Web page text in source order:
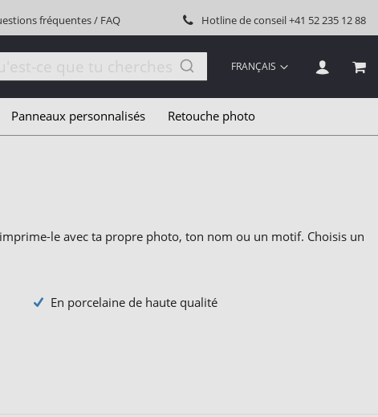
fréquentes / FAQ Hotline de conseil+41 52 235 12 88
LANGUE
FRANÇAIS
Panneaux personnalisés Retouche photo
le avec ta propre photo, ton nom ou un motif. Choisis un
En porcelaine de haute qualité